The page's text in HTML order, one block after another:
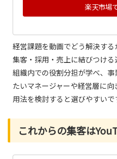
楽天市場
経営課題を動画でどう解決する
集客・採用・売上に結びつける
組織内での役割分担が学べ、
たいマネージャーや経営層に
用法を検討すると選びやすいで
これからの集客は